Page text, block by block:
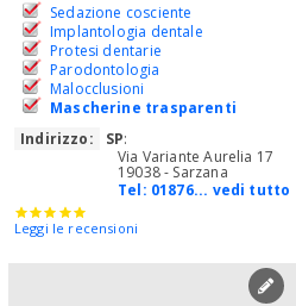
Sedazione cosciente
Implantologia dentale
Protesi dentarie
Parodontologia
Malocclusioni
Mascherine trasparenti
Indirizzo:
SP:
Via Variante Aurelia 17
19038 - Sarzana
Tel: 01876... vedi tutto
Leggi le recensioni